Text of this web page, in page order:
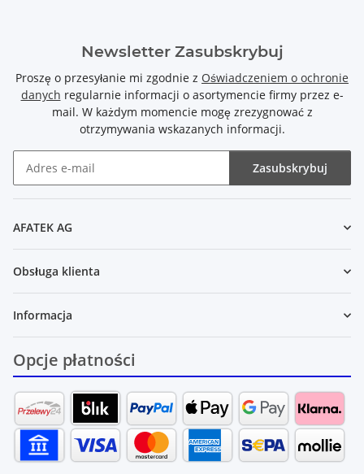
Newsletter Zasubskrybuj
Proszę o przesyłanie mi zgodnie z Oświadczeniem o ochronie
danych regularnie informacji o asortymencie firmy przez e-
mail. W każdym momencie mogę zrezygnować z
otrzymywania wskazanych informacji.
Zasubskrybuj
AFATEK AG
Obsługa klienta
Informacja
Opcje płatności